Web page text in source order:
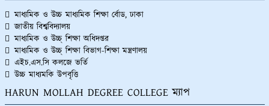
2025
মাইলস্টোন স্কুল এন্ড কলেজে বিমানের মর্মান্তিক দুর্ঘটনায় যে
সকল কোমলমতি শিক্ষার্থীরা নিহত হয়েছে তাদের আত্নার
মাগফেরাত কামনা করছি আর যাার অসুস্থ হয়ে হসপিটালে
চিকিৎসাধীন আছে তাদের সুস্থতা কামনা করছি। সেই সাথে যে
সকল সম্মানীত শিক্ষকমন্ডলী নিহত হয়েছেন তাদের রুহের
মাধ্যমিক ও উচ্চ মাধ্যমিক শিক্ষা র্বোড, ঢাকা
জাতীয় বিশ্ববিদ্যালয়
মাধ্যমিক ও উচ্চ্ শিক্ষা অধিদপ্তর
মাধ্যমিক ও উচ্চ্ শিক্ষা বিভাগ-শিক্ষা মন্ত্রণালয়
এইচ.এস.সি কলজে ভর্তি
উচ্চ মাধ্যমকি উপবৃত্তি
HARUN MOLLAH DEGREE COLLEGE ম্যাপ